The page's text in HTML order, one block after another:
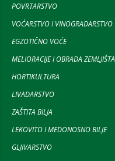
POVRTARSTVO
VOĆARSTVO I VINOGRADARSTVO
EGZOTIČNO VOĆE
MELIORACIJE I OBRADA ZEMLJIŠTA
HORTIKULTURA
LIVADARSTVO
ZAŠTITA BILJA
LEKOVITO I MEDONOSNO BILJE
GLJIVARSTVO